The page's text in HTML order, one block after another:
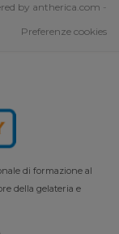
by antherica.com -
Preferenze cookies
di formazione al
della gelateria e